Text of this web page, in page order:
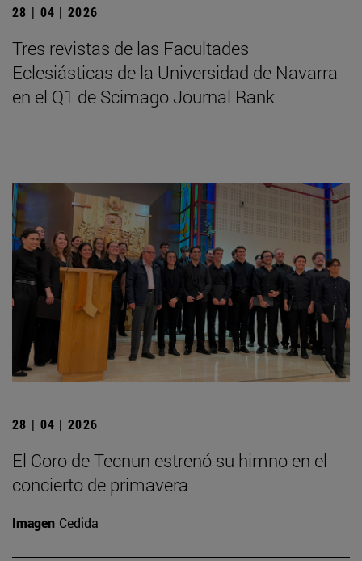
28 | 04 | 2026
Tres revistas de las Facultades
Eclesiásticas de la Universidad de Navarra
en el Q1 de Scimago Journal Rank
28 | 04 | 2026
El Coro de Tecnun estrenó su himno en el
concierto de primavera
Imagen Cedida